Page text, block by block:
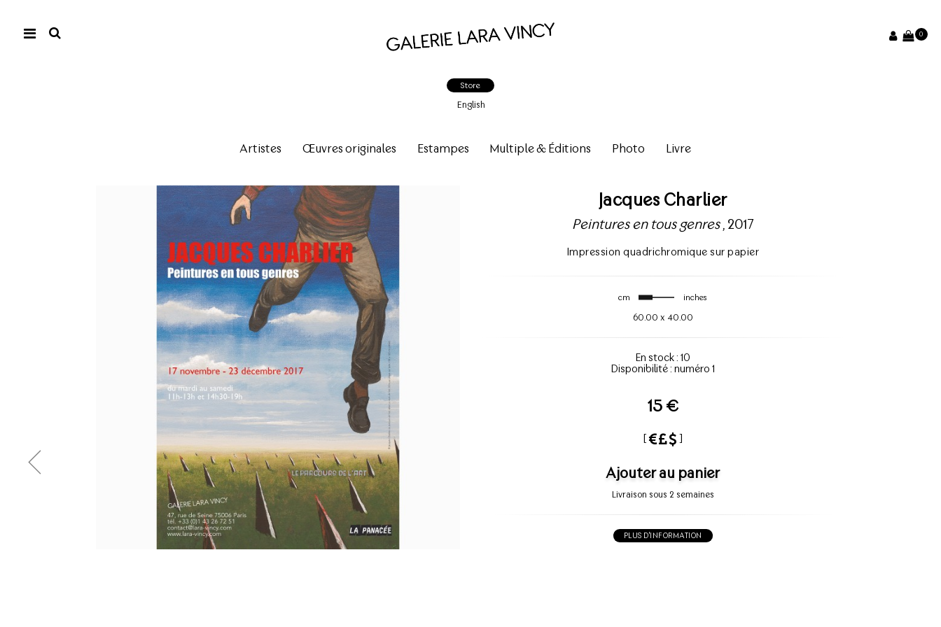
0
Store
English
Artistes Œuvres originales Estampes Multiple & Éditions Photo Livre
Jacques Charlier
Peintures en tous genres, 2017
Impression quadrichromique sur papier
cm inches
60.00 x 40.00
En stock : 10
Disponibilité : numéro 1
15 €
[ ]
Ajouter au panier
Livraison sous 2 semaines
PLUS D'INFORMATION